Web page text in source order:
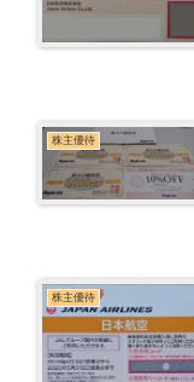
株主優待
株主優待